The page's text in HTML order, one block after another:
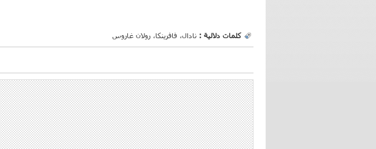
كلمات دلالية : نادال، فافرينكا، رولان غاروس